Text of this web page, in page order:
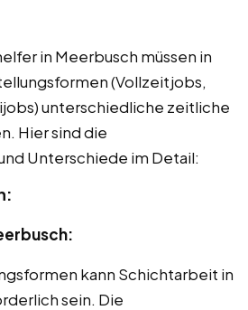
in Meerbusch müssen in
(Vollzeitjobs,
unterschiedliche zeitliche
Hier sind die
Unterschiede im Detail:
kann Schichtarbeit in
sein. Die